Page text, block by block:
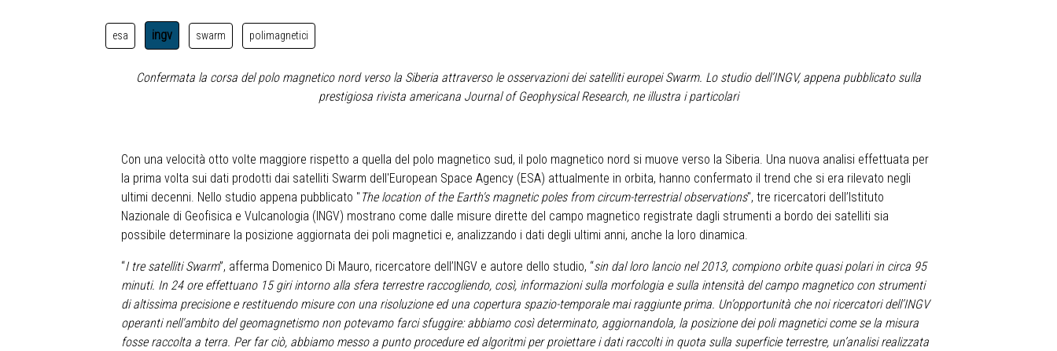
esa ingv swarm polimagnetici
Confermata la corsa del polo magnetico nord verso la Siberia attraverso le osservazioni dei satelliti europei Swarm. Lo studio dell’INGV, appena pubblicato sulla
prestigiosa rivista americana Journal of Geophysical Research, ne illustra i particolari
Con una velocità otto volte maggiore rispetto a quella del polo magnetico sud, il polo magnetico nord si muove verso la Siberia. Una nuova analisi effettuata per
la prima volta sui dati prodotti dai satelliti Swarm dell'European Space Agency (ESA) attualmente in orbita, hanno confermato il trend che si era rilevato negli
ultimi decenni. Nello studio appena pubblicato " The location of the Earth's magnetic poles from circum-terrestrial observations", tre ricercatori dell’Istituto
Nazionale di Geofisica e Vulcanologia (INGV) mostrano come dalle misure dirette del campo magnetico registrate dagli strumenti a bordo dei satelliti sia
possibile determinare la posizione aggiornata dei poli magnetici e, analizzando i dati degli ultimi anni, anche la loro dinamica.
“I tre satelliti Swarm”, afferma Domenico Di Mauro, ricercatore dell’INGV e autore dello studio, “sin dal loro lancio nel 2013, compiono orbite quasi polari in circa 95
minuti. In 24 ore effettuano 15 giri intorno alla sfera terrestre raccogliendo, così, informazioni sulla morfologia e sulla intensità del campo magnetico con strumenti
di altissima precisione e restituendo misure con una risoluzione ed una copertura spazio-temporale mai raggiunte prima. Un’opportunità che noi ricercatori dell’INGV
operanti nell'ambito del geomagnetismo non potevamo farci sfuggire: abbiamo così determinato, aggiornandola, la posizione dei poli magnetici come se la misura
fosse raccolta a terra. Per far ciò, abbiamo messo a punto procedure ed algoritmi per proiettare i dati raccolti in quota sulla superficie terrestre, un’analisi realizzata